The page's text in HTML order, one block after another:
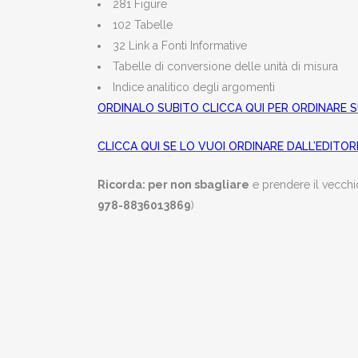
281 Figure
102 Tabelle
32 Link a Fonti Informative
Tabelle di conversione delle unità di misura
Indice analitico degli argomenti
ORDINALO SUBITO CLICCA QUI PER ORDINARE
CLICCA QUI SE LO VUOI ORDINARE
Ricorda: per non sbagliare e prendere il
978-8836013869)